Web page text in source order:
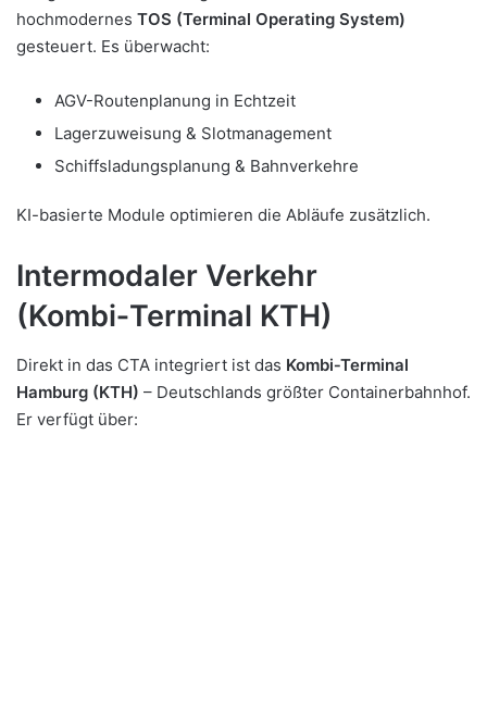
hochmodernes TOS (Terminal Operating System)
gesteuert. Es überwacht:
AGV-Routenplanung in Echtzeit
Lagerzuweisung & Slotmanagement
Schiffsladungsplanung & Bahnverkehre
KI-basierte Module optimieren die Abläufe zusätzlich.
Intermodaler Verkehr
(Kombi‑Terminal KTH)
Direkt in das CTA integriert ist das Kombi‑Terminal
Hamburg (KTH) – Deutschlands größter Containerbahnhof.
Er verfügt über: